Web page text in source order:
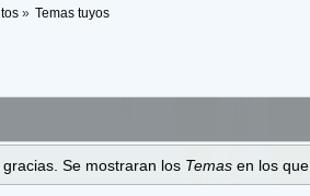
» Temas tuyos
Se mostraran los Temas en los que